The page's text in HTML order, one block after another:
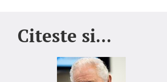
Citeste si...